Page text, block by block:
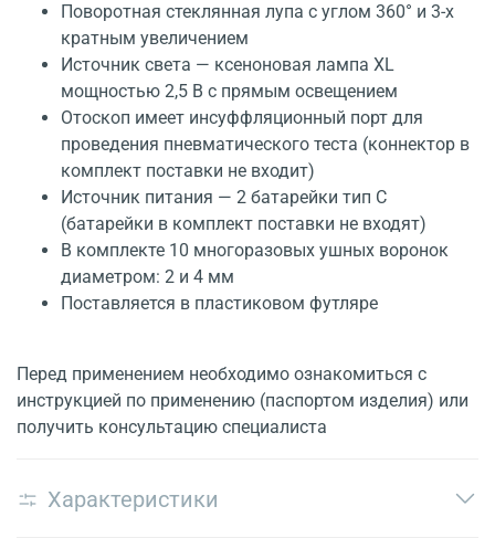
Поворотная стеклянная лупа с углом 360° и 3-х
кратным увеличением
Источник света — ксеноновая лампа XL
мощностью 2,5 В с прямым освещением
Отоскоп имеет инсуффляционный порт для
проведения пневматического теста (коннектор в
комплект поставки не входит)
Источник питания — 2 батарейки тип С
(батарейки в комплект поставки не входят)
В комплекте 10 многоразовых ушных воронок
диаметром: 2 и 4 мм
Поставляется в пластиковом футляре
Перед применением необходимо ознакомиться с
инструкцией по применению (паспортом изделия) или
получить консультацию специалиста
Характеристики